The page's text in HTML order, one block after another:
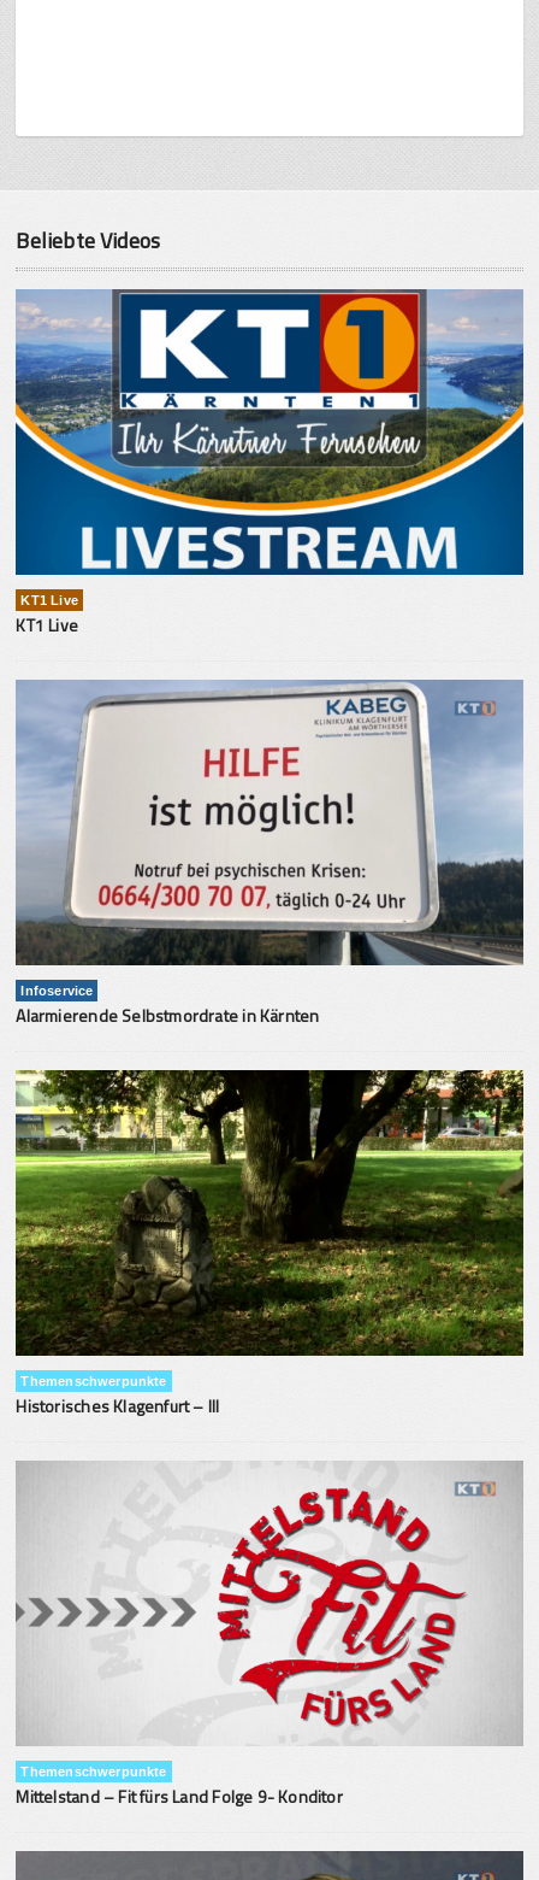
Beliebte Videos
KT1 Live
KT1 Live
Infoservice
Alarmierende Selbstmordrate in Kärnten
Themenschwerpunkte
Historisches Klagenfurt – III
Themenschwerpunkte
Mittelstand – Fit fürs Land Folge 9- Konditor